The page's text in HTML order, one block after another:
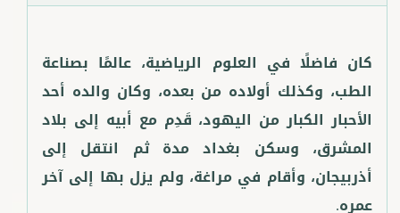
كان فاضلًا في العلوم الرياضية، عالمًا بصناعة
الطب، وكذلك أولاده من بعده، وكان والده أحد
الأحبار الكبار من اليهود، قَدِم مع أبيه إلى بلاد
المشرق، وسكن بغداد مدة ثم انتقل إلى
أذربيجان، وأقام في مراغة، ولم يزل بها إلى آخر